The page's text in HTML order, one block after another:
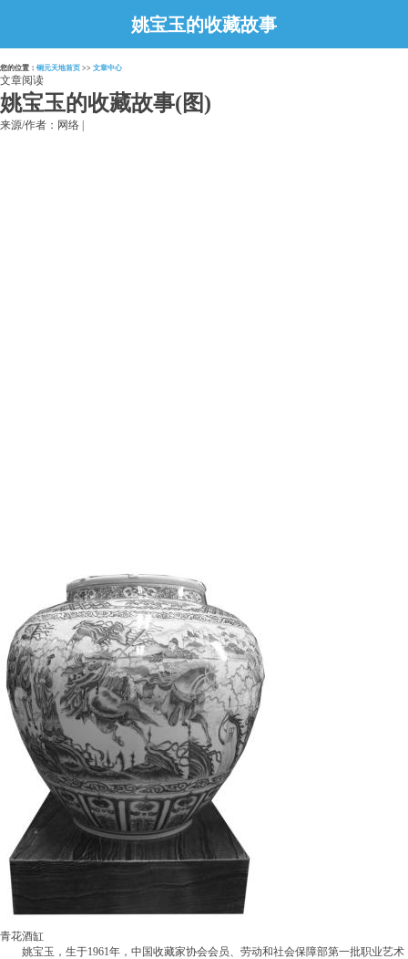
姚宝玉的收藏故事
(图)
您的位置： 铜元天地首页 >> 文章中心
文章阅读
姚宝玉的收藏故事(图)
来源/作者：网络 |
青花酒缸
姚宝玉，生于1961年，中国收藏家协会会员、劳动和社会保障部第一批职业艺术